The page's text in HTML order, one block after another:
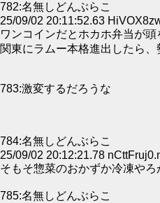
782:名無しどんぶらこ
25/09/02 20:11:52.63
ワンコインだとホカホ弁当が
関東にラムー本格進出したら、
783:激変するだろうな
784:名無しどんぶらこ
25/09/02 20:12:21.78
そもそ惣菜のおかずか冷凍やろ
785:名無しどんぶらこ